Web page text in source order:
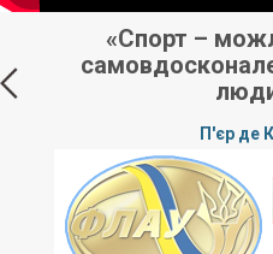
«Спорт –
П'єр де